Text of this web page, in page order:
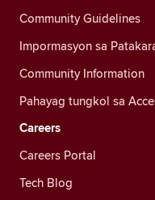
Community Guidelines
Impormasyon sa
Community Information
Pahayag tungkol sa
Careers
Careers Portal
Tech Blog